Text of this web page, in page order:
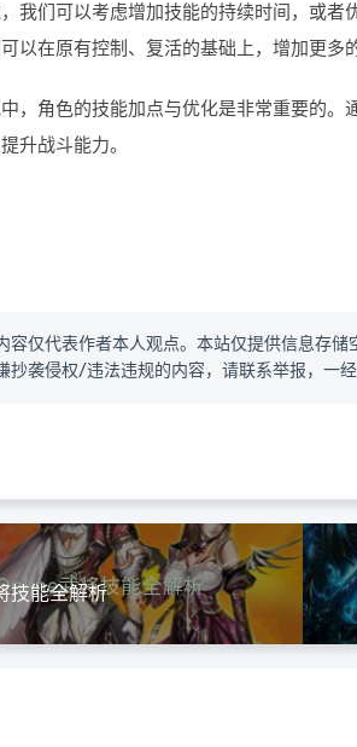
我们可以考虑增加技能的持续时间，或
以在原有控制、复活的基础上，增加更多
，角色的技能加点与优化是非常重要的
升战斗能力。
容仅代表作者本人观点。本站仅提供信息存储
抄袭侵权/违法违规的内容，请联系举报，一经
技能全解析